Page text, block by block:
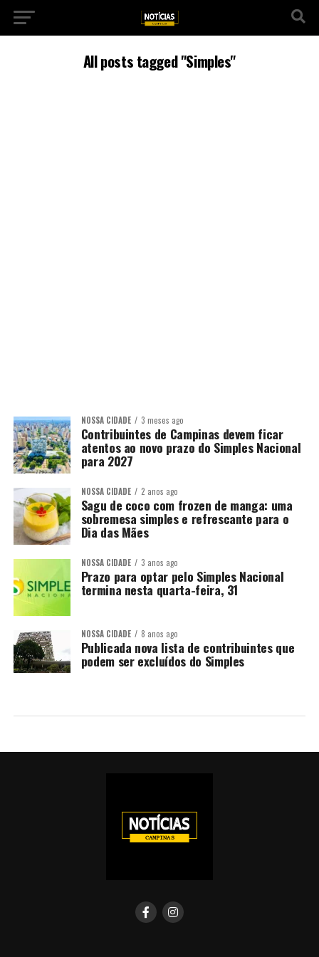
All posts tagged "Simples"
NOSSA CIDADE 3 meses ago
Contribuintes de Campinas devem ficar
atentos ao novo prazo do Simples Nacional
para 2027
NOSSA CIDADE 2 anos ago
Sagu de coco com frozen de manga: uma
sobremesa simples e refrescante para o
Dia das Mães
NOSSA CIDADE 3 anos ago
Prazo para optar pelo Simples Nacional
termina nesta quarta-feira, 31
NOSSA CIDADE 8 anos ago
Publicada nova lista de contribuintes que
podem ser excluídos do Simples